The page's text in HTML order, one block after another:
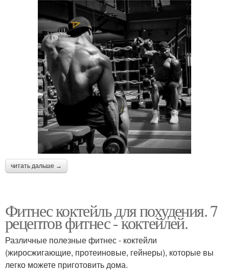
Коктейль с творогом Коктейль для костей
Безалкогольные
коктейли
Коктейли на завтрак
Клубничный коктейль Коктейль с бананом
Полезный коктейль Коктейль на завтрак
читать дальше →
Фитнес коктейль для похудения. 7
рецептов фитнес - коктейлей.
Различные полезные фитнес - коктейли
(жиросжигающие, протеиновые, гейнеры), которые вы
легко можете приготовить дома.